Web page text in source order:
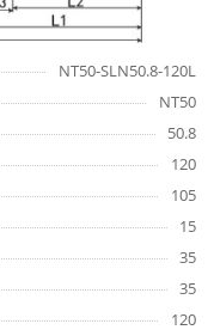
NT50-SLN50.8-120L
NT50
50.8
120
105
15
35
35
120